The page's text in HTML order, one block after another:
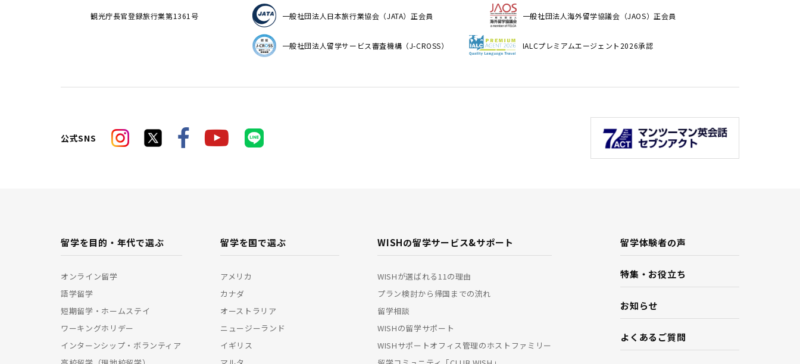
観光庁長官登録旅行業第1361号 一般社団法人日本旅行業協会（JATA）正会員 一般社団法人海外留学協議会（JAOS）正会員
一般社団法人留学サービス審査機構（J-CROSS） IALCプレミアムエージェント2026承認
公式SNS
留学を目的・年代で選ぶ
オンライン留学
語学留学
短期留学・ホームステイ
ワーキングホリデー
インターンシップ・ボランティア
留学を国で選ぶ
アメリカ
カナダ
オーストラリア
ニュージーランド
イギリス
WISHの留学サービス&サポート
WISHが選ばれる11の理由
プラン検討から帰国までの流れ
留学相談
WISHの留学サポート
WISHサポートオフィス管理のホストファミリー
留学体験者の声
特集・お役立ち
お知らせ
よくあるご質問